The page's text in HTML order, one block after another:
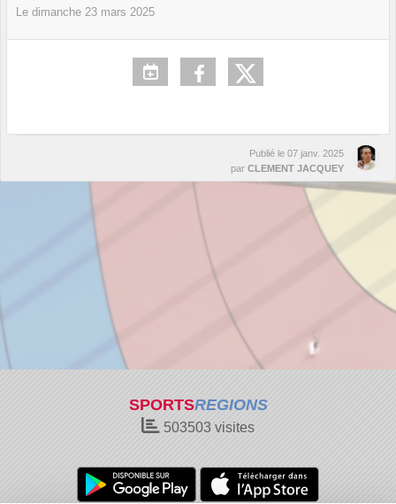
Le dimanche 23 mars 2025
Publié le 07 janv. 2025
par CLEMENT JACQUEY
SPORTSREGIONS
503503 visites